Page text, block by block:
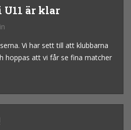
är klar
Vi har sett till att klubbarna
hoppas att vi får se fina matcher